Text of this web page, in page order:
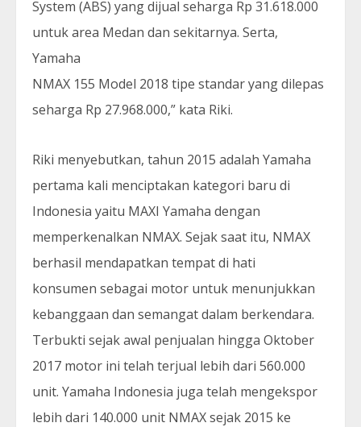
System (ABS) yang dijual seharga Rp 31.618.000
untuk area Medan dan sekitarnya. Serta,
Yamaha
NMAX 155 Model 2018 tipe standar yang dilepas
seharga Rp 27.968.000,” kata Riki.
Riki menyebutkan, tahun 2015 adalah Yamaha
pertama kali menciptakan kategori baru di
Indonesia yaitu MAXI Yamaha dengan
memperkenalkan NMAX. Sejak saat itu, NMAX
berhasil mendapatkan tempat di hati
konsumen sebagai motor untuk menunjukkan
kebanggaan dan semangat dalam berkendara.
Terbukti sejak awal penjualan hingga Oktober
2017 motor ini telah terjual lebih dari 560.000
unit. Yamaha Indonesia juga telah mengekspor
lebih dari 140.000 unit NMAX sejak 2015 ke